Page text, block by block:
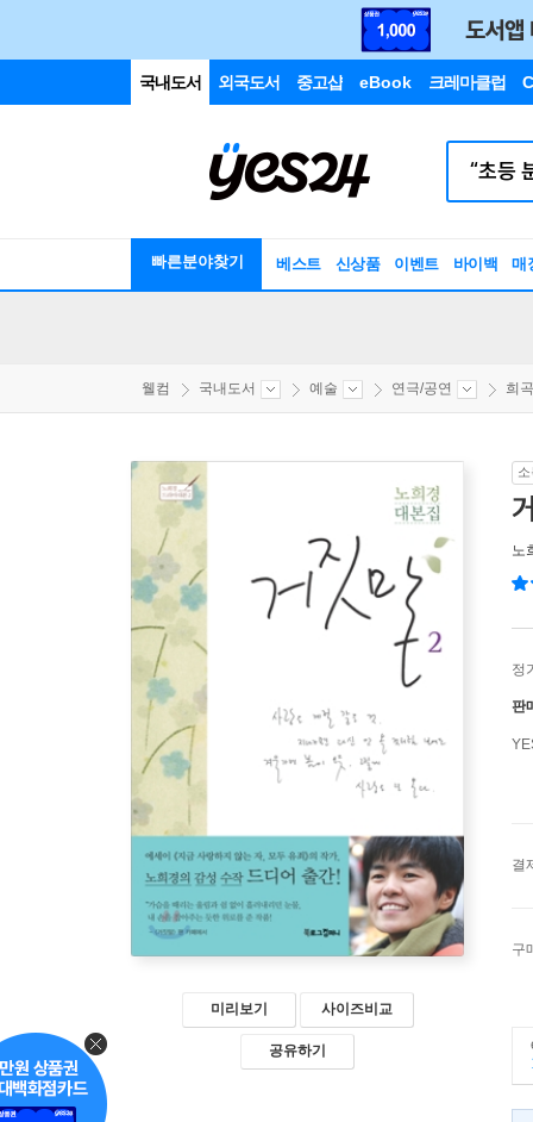
국내도서 외국도서 중고샵 eBook 크레마클럽
빠른분야찾기 베스트 신상품 이벤트 바이백 매
웰컴 국내도서 예술 연극/공연 희
미리보기 사이즈비교
공유하기
노
정
판
결
구